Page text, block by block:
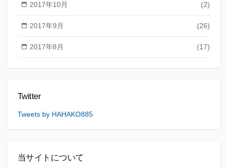
2017年10月 (2)
2017年9月 (26)
2017年8月 (17)
Twitter
Tweets by HAHAKO885
当サイトについて